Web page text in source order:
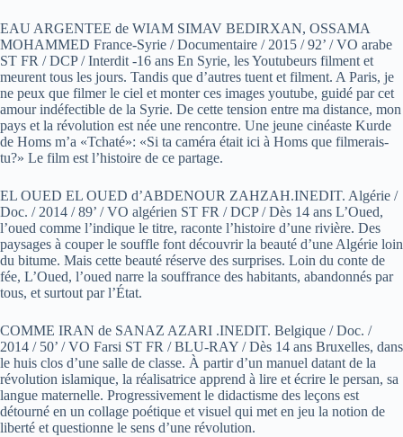
EAU ARGENTEE de WIAM SIMAV BEDIRXAN, OSSAMA
MOHAMMED France-Syrie / Documentaire / 2015 / 92’ / VO arabe
ST FR / DCP / Interdit -16 ans En Syrie, les Youtubeurs filment et
meurent tous les jours. Tandis que d’autres tuent et filment. A Paris, je
ne peux que filmer le ciel et monter ces images youtube, guidé par cet
amour indéfectible de la Syrie. De cette tension entre ma distance, mon
pays et la révolution est née une rencontre. Une jeune cinéaste Kurde
de Homs m’a «Tchaté»: «Si ta caméra était ici à Homs que filmerais-
tu?» Le film est l’histoire de ce partage.
EL OUED EL OUED d’ABDENOUR ZAHZAH.INEDIT. Algérie /
Doc. / 2014 / 89’ / VO algérien ST FR / DCP / Dès 14 ans L’Oued,
l’oued comme l’indique le titre, raconte l’histoire d’une rivière. Des
paysages à couper le souffle font découvrir la beauté d’une Algérie loin
du bitume. Mais cette beauté réserve des surprises. Loin du conte de
fée, L’Oued, l’oued narre la souffrance des habitants, abandonnés par
tous, et surtout par l’État.
COMME IRAN de SANAZ AZARI .INEDIT. Belgique / Doc. /
2014 / 50’ / VO Farsi ST FR / BLU-RAY / Dès 14 ans Bruxelles, dans
le huis clos d’une salle de classe. À partir d’un manuel datant de la
révolution islamique, la réalisatrice apprend à lire et écrire le persan, sa
langue maternelle. Progressivement le didactisme des leçons est
détourné en un collage poétique et visuel qui met en jeu la notion de
liberté et questionne le sens d’une révolution.